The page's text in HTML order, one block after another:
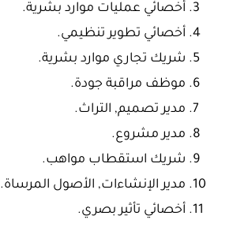
أخصائي عمليات موارد بشرية.
أخصائي تطوير تنظيمي.
شريك تجاري موارد بشرية.
موظف مراقبة جودة.
مدير تصميم, التراث.
مدير مشروع.
شريك استقطاب مواهب.
مدير الإنشاءات, الأصول المرساة.
أخصائي تأثير بصري.